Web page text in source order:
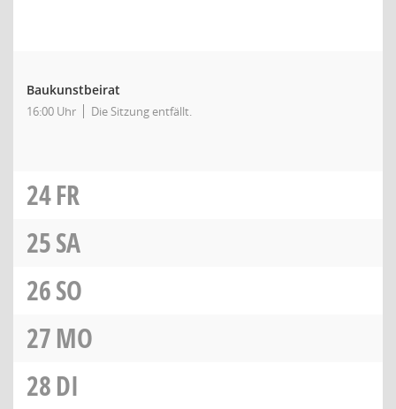
Baukunstbeirat
16:00 Uhr Die Sitzung entfällt.
24FR
25SA
26SO
27MO
28DI